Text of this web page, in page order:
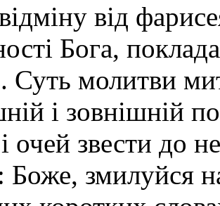
від
Бога,
Суть молитви
і зовнішній
очей звести до
Боже, змилуйся